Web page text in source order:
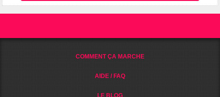
COMMENT ÇA MARCHE
AIDE / FAQ
LE BLOG